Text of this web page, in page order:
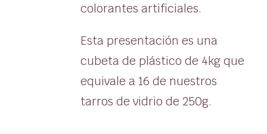
colorantes artificiales.
Esta presentación es una
cubeta de plástico de 4kg que
equivale a 16 de nuestros
tarros de vidrio de 250g.